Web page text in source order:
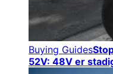
Buying Guides
52V: 48V er